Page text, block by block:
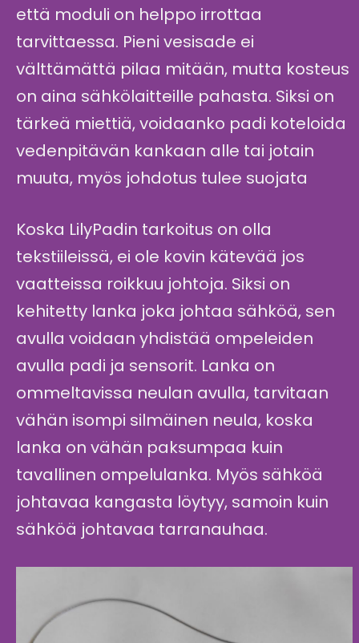
että moduli on helppo irrottaa
tarvittaessa. Pieni vesisade ei
välttämättä pilaa mitään, mutta kosteus
on aina sähkölaitteille pahasta. Siksi on
tärkeä miettiä, voidaanko padi koteloida
vedenpitävän kankaan alle tai jotain
muuta, myös johdotus tulee suojata
Koska LilyPadin tarkoitus on olla
tekstiileissä, ei ole kovin kätevää jos
vaatteissa roikkuu johtoja. Siksi on
kehitetty lanka joka johtaa sähköä, sen
avulla voidaan yhdistää ompeleiden
avulla padi ja sensorit. Lanka on
ommeltavissa neulan avulla, tarvitaan
vähän isompi silmäinen neula, koska
lanka on vähän paksumpaa kuin
tavallinen ompelulanka. Myös sähköä
johtavaa kangasta löytyy, samoin kuin
sähköä johtavaa tarranauhaa.